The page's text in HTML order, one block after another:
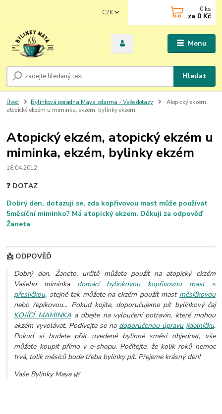
Menu
CZK
Hledat
0 ks
za 0 Kč
Úvod Bylinková poradna Maya zdarma - Vaše dotazy
Atopický ekzém,
atopický ekzém u miminka, ekzém, bylinky ekzém
Atopický ekzém, atopický ekzém u
miminka, ekzém, bylinky ekzém
18.04.2012
❓ DOTAZ
Dobrý den, dotazuji se, zda kopřivovou mast může používat
5měsíční miminko? Má atopický ekzem. Děkuji za odpověď
Žaneta
📩 ODPOVĚĎ
Dobrý den, Žaneto, určitě můžete použít na atopický ekzém
Vašeho miminka domácí bylinkovou kopřivovou mast s
přesličkou, stejně tak můžete na ekzém použít mast měsíčkovou
nebo řepíkovou... Pokud kojíte, doporučujeme pít bylinkový čaj
KOJÍCÍ MAMINKAa dbejte na vyloučení potravin, které mohou
ekzém vyvolávat. Podívejte se na doporučenou úpravu jídelníčku.
Pokud si budete přát uvedené bylinné směsi objednat, vše
můžete koupit přímo v e-shopu. Počítejte, že kolik roků nemoc
trvá, tolik měsíců bude třeba bylinky pít. Přejeme krásný den!
Vaše Bylinky Maya 🌿